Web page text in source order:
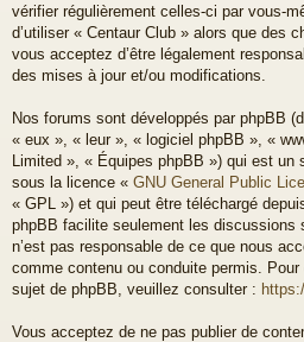
vérifier régulièrement celles-ci par vous-
d’utiliser « Centaur Club » alors que des
vous acceptez d’être légalement
des mises à jour et/ou modifications.
Nos forums sont développés par phpBB
« eux », « leur », « logiciel phpBB », «
Limited », « Équipes phpBB ») qui est un
sous la licence « GNU General Public
« GPL ») et qui peut être téléchargé
phpBB facilite seulement les discussions
n’est pas responsable de ce que nous
comme contenu ou conduite permis.
sujet de phpBB, veuillez consulter :
Vous acceptez de ne pas publier de